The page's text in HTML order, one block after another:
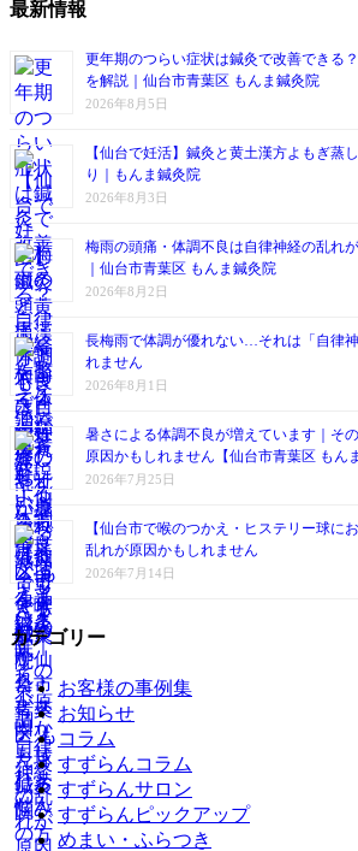
最新情報
更年期のつらい症状は鍼灸で改善できる
を解説｜仙台市青葉区 もんま鍼灸院
2026年8月5日
【仙台で妊活】鍼灸と黄土漢方よもぎ蒸
り｜もんま鍼灸院
2026年8月3日
梅雨の頭痛・体調不良は自律神経の乱れ
｜仙台市青葉区 もんま鍼灸院
2026年8月2日
長梅雨で体調が優れない…それは「自律
れません
2026年8月1日
暑さによる体調不良が増えています｜そ
原因かもしれません【仙台市青葉区 もん
2026年7月25日
【仙台市で喉のつかえ・ヒステリー球に
乱れが原因かもしれません
2026年7月14日
カテゴリー
お客様の事例集
お知らせ
コラム
すずらんコラム
すずらんサロン
すずらんピックアップ
めまい・ふらつき